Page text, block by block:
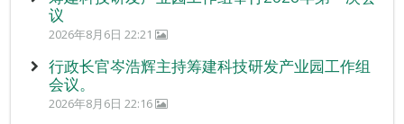
议
2026年8月6日 22:21
行政长官岑浩辉主持筹建科技研发产业园工作组
会议。
2026年8月6日 22:16